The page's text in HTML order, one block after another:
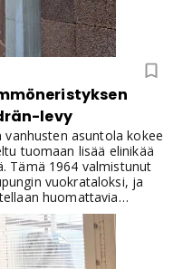
mikä aiheutti
levy
asuntola kokee
tuomaan lisää elinikää
Tämä 1964 valmistunut
vuokrataloksi, ja
huomattavia
kuin
Santeri
ja erityisesti
hankkeessa.